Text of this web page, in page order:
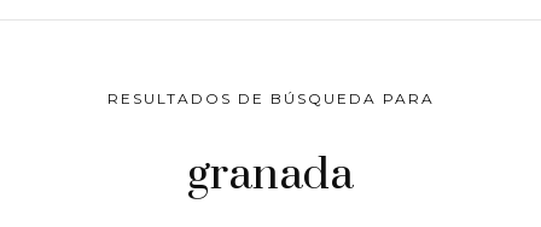
RESULTADOS DE BÚSQUEDA PARA
granada